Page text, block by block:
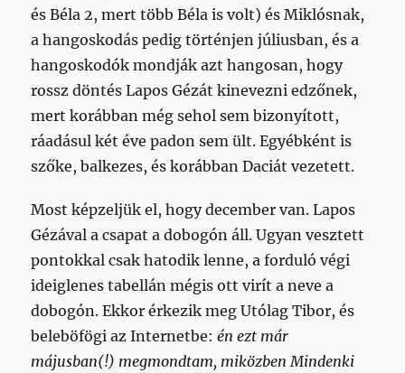
és Béla 2, mert több Béla is volt) és Miklósnak,
a hangoskodás pedig történjen júliusban, és a
hangoskodók mondják azt hangosan, hogy
rossz döntés Lapos Gézát kinevezni edzőnek,
mert korábban még sehol sem bizonyított,
ráadásul két éve padon sem ült. Egyébként is
szőke, balkezes, és korábban Daciát vezetett.
Most képzeljük el, hogy december van. Lapos
Gézával a csapat a dobogón áll. Ugyan vesztett
pontokkal csak hatodik lenne, a forduló végi
ideiglenes tabellán mégis ott virít a neve a
dobogón. Ekkor érkezik meg Utólag Tibor, és
beleböfögi az Internetbe:én ezt már
májusban(!) megmondtam, miközben Mindenki